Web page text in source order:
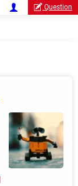
Question